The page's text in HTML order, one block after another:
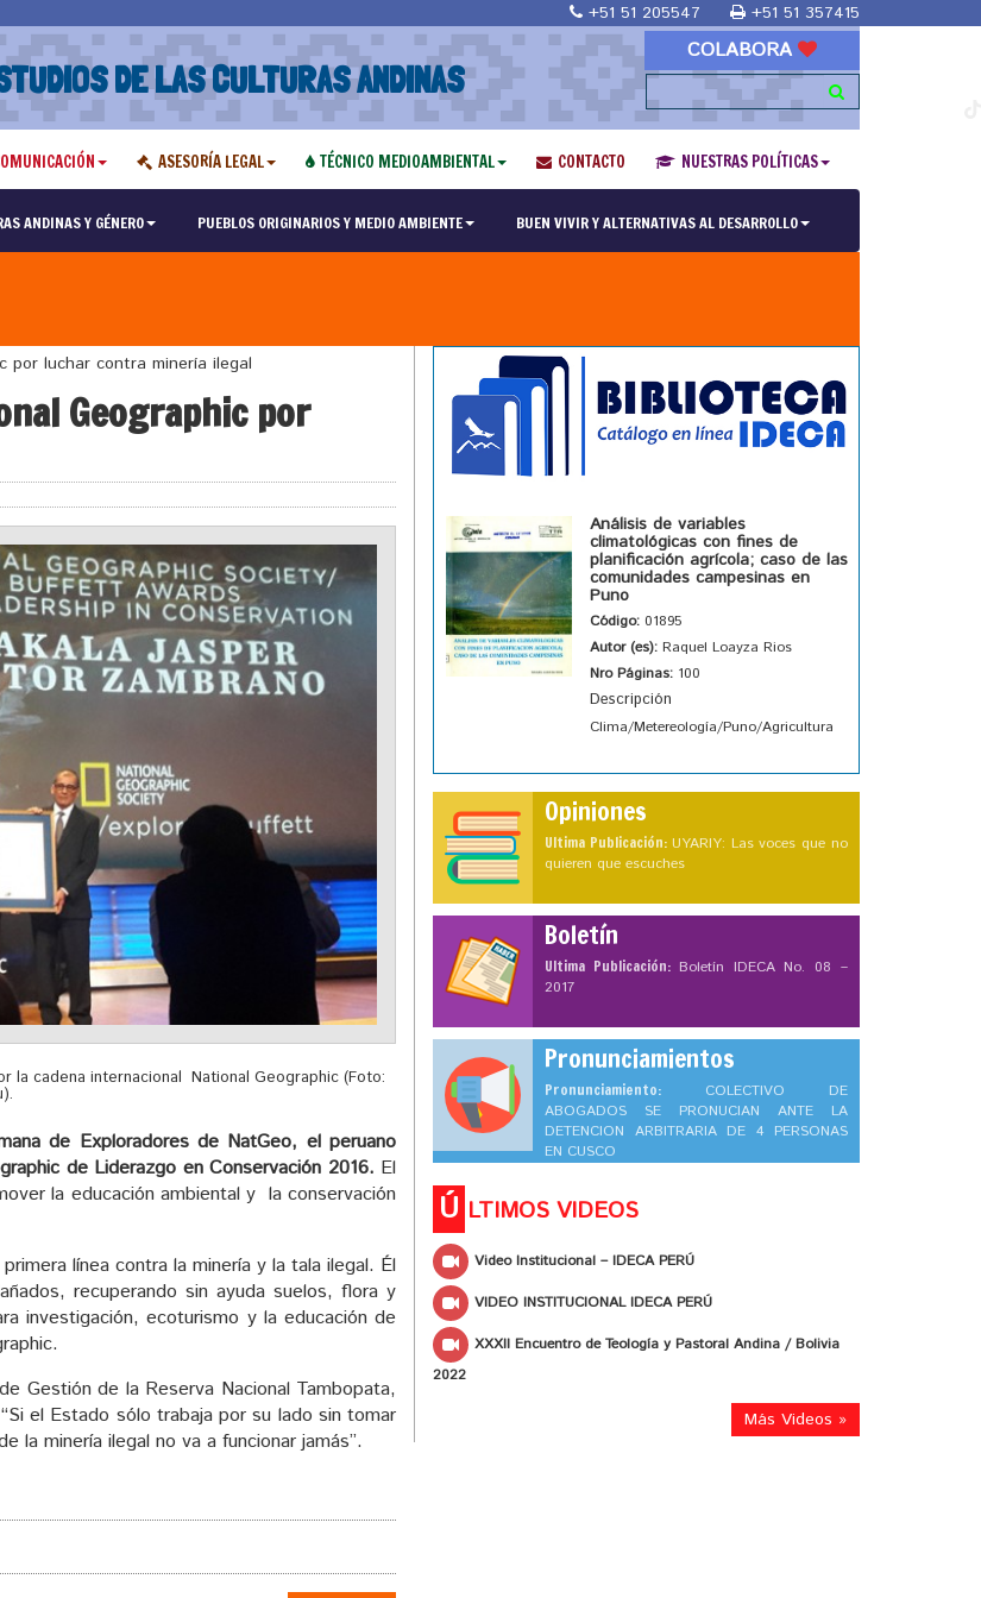
+51 51 205547 +51 51 357415
DE LAS CULTURAS ANDINAS
COLABORA
ASESORÍA LEGAL TÉCNICO MEDIOAMBIENTAL CONTACTO NUESTRAS POLÍTICAS
ANDINAS Y GÉNERO PUEBLOS ORIGINARIOS Y MEDIO AMBIENTE BUEN VIVIR Y ALTERNATIVAS AL DESARROLLO
por luchar contra minería ilegal
Geographic por
la cadena internacional National Geographic (Foto:
de Exploradores de NatGeo, el peruano
de Liderazgo en Conservación 2016. El
la educación ambiental y la conservación
línea contra la minería y la tala ilegal. Él
recuperando sin ayuda suelos, flora y
investigación, ecoturismo y la educación de
Gestión de la Reserva Nacional Tambopata,
el Estado sólo trabaja por su lado sin tomar
la minería ilegal no va a funcionar jamás”.
Análisis de variables
climatológicas con fines de
planificación agrícola; caso de las
comunidades campesinas en
Puno
Código: 01895
Autor (es): Raquel Loayza Rios
Nro Páginas: 100
Descripción
Clima/Metereología/Puno/Agricultura
Opiniones
Ultima Publicación: UYARIY: Las voces que no
quieren que escuches
Boletín
Ultima Publicación: Boletín IDECA No. 08 –
2017
Pronunciamientos
Pronunciamiento: COLECTIVO DE
ABOGADOS SE PRONUCIAN ANTE LA
DETENCION ARBITRARIA DE 4 PERSONAS
EN CUSCO
Ú LTIMOS VIDEOS
Video Institucional – IDECA PERÚ
VIDEO INSTITUCIONAL IDECA PERÚ
XXXII Encuentro de Teología y Pastoral Andina / Bolivia
2022
Más Videos »